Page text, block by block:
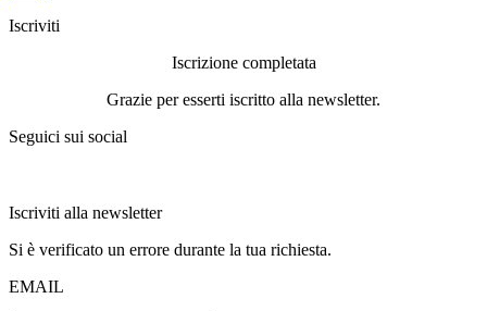
Iscriviti
Iscrizione completata
Grazie per esserti iscritto alla newsletter.
Seguici sui social
Iscriviti alla newsletter
Si è verificato un errore durante la tua richiesta.
EMAIL